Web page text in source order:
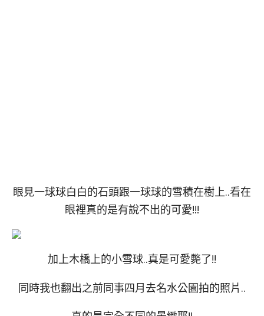
眼見一球球白白的石頭跟一球球的雪積在樹上..看在
眼裡真的是有說不出的可愛!!!
加上木橋上的小雪球..真是可愛斃了!!
同時我也翻出之前同事四月去名水公園拍的照片..